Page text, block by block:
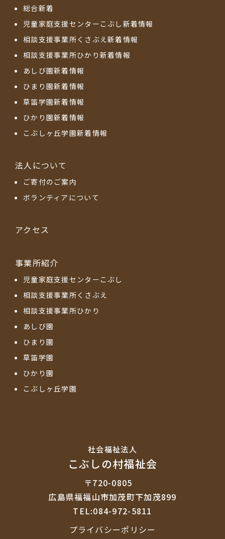
総合新着
児童家庭支援センターこぶし新着情報
相談支援事業所くさぶえ新着情報
相談支援事業所ひかり新着情報
あしび園新着情報
ひまり園新着情報
草笛学園新着情報
ひかり園新着情報
こぶしヶ丘学園新着情報
法人について
ご寄付のご案内
ボランティアについて
アクセス
事業所紹介
児童家庭支援センターこぶし
相談支援事業所くさぶえ
相談支援事業所ひかり
あしび園
ひまり園
草笛学園
ひかり園
こぶしヶ丘学園
社会福祉法⼈
こぶしの村福祉会
〒720-0805
広島県福福山市加茂町下加茂899
TEL:084-972-5811
プライバシーポリシー